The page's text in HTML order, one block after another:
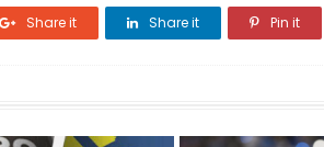
Share it Share it Pin it